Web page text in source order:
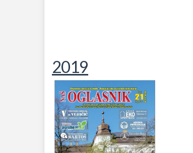
2019